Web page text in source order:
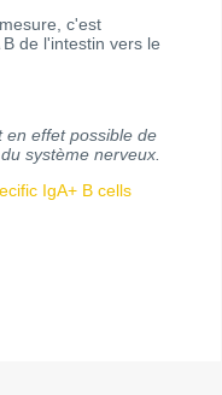
c'est
de l'intestin vers le
en effet possible de
système nerveux.
IgA+ B cells